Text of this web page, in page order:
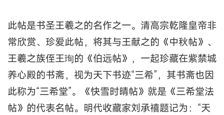
此帖是书圣王羲之的名作之一。清高宗乾隆皇帝非
常欣赏、珍爱此帖，将其与王献之的《中秋帖》、
王羲之族侄王珣的《伯远帖》，一起珍藏在紫禁城
养心殿的书斋，视为天下书迹“三希”，其书斋也因
此称为“三希堂”。《快雪时晴帖》就是《三希堂法
帖》的代表名帖。明代收藏家刘承禧题记为：“天